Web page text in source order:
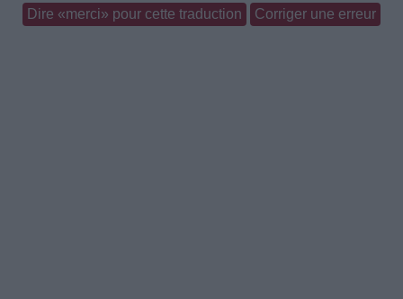
Dire «merci» pour cette traduction Corriger une erreur